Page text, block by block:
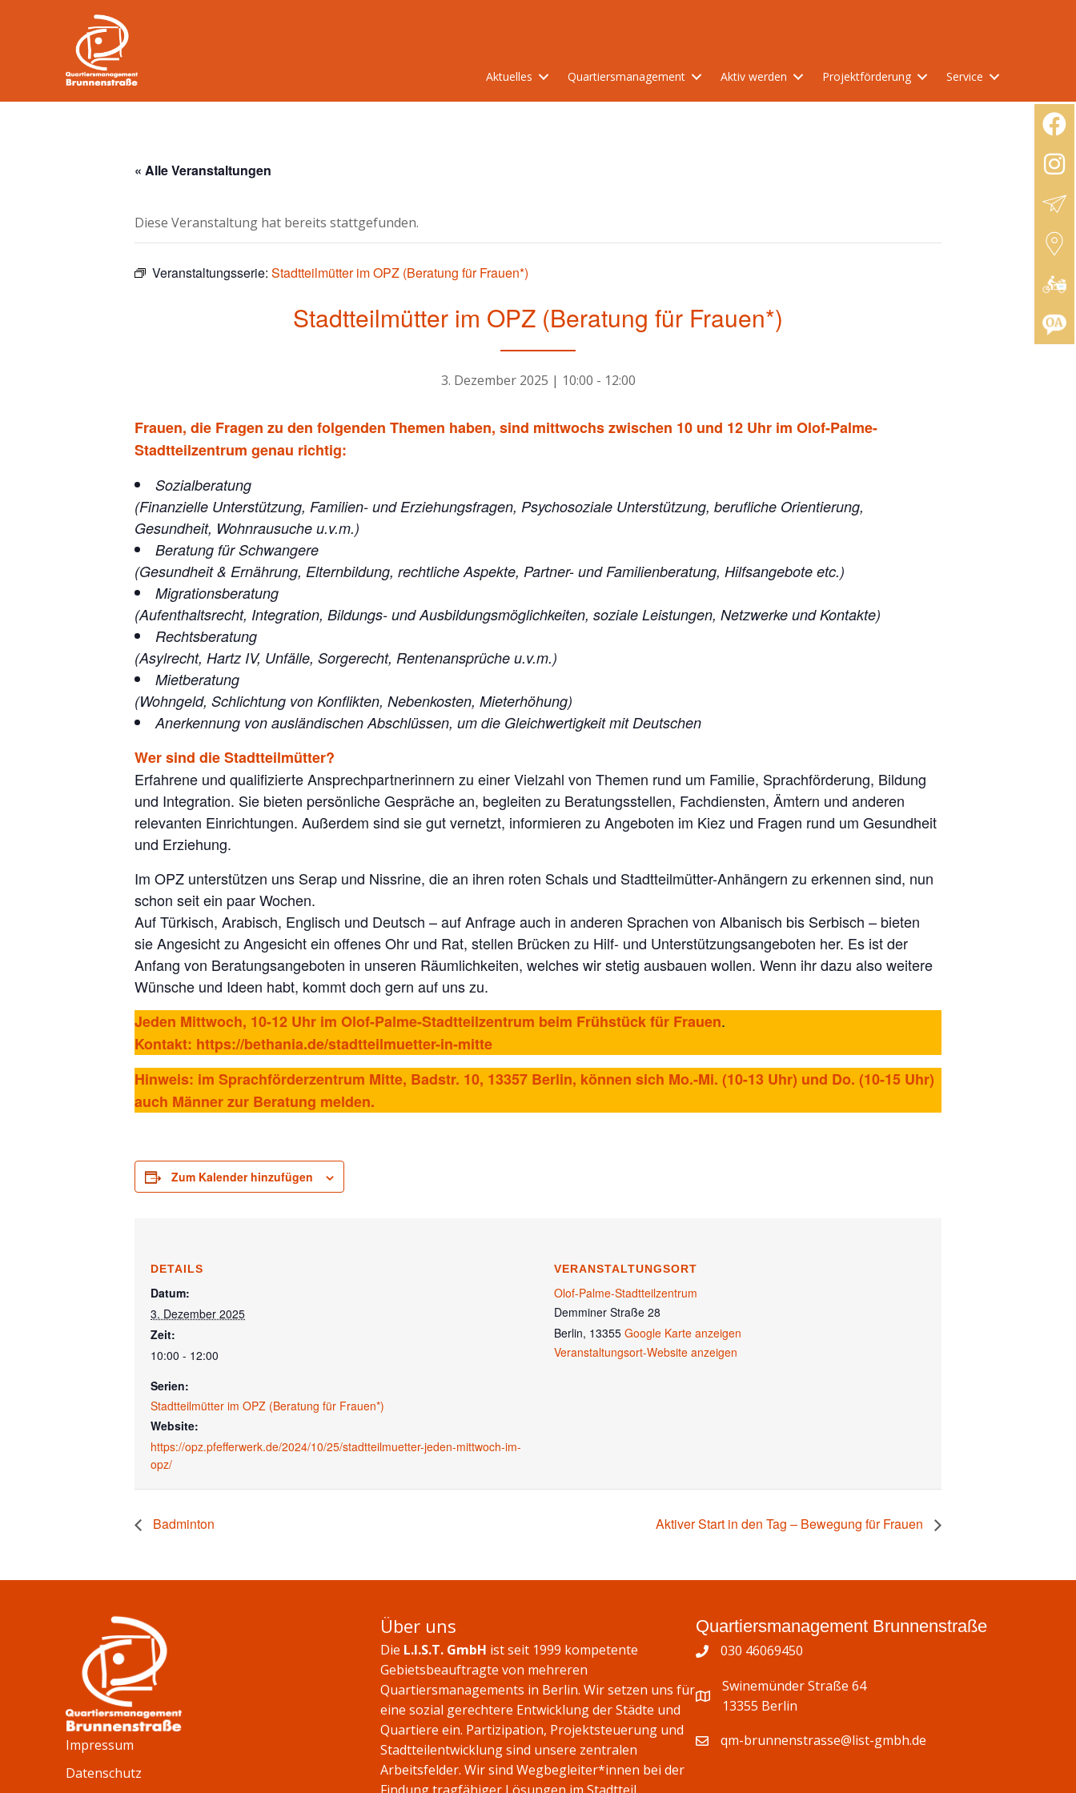
Aktuelles Quartiersmanagement Aktiv werden Projektförderung Service
« Alle Veranstaltungen
Diese Veranstaltung hat bereits stattgefunden.
Veranstaltungsserie: Stadtteilmütter im OPZ (Beratung für Frauen*)
Stadtteilmütter im OPZ (Beratung für Frauen*)
3. Dezember 2025 | 10:00 - 12:00
Frauen, die Fragen zu den folgenden Themen haben, sind mittwochs zwischen 10 und 12 Uhr im Olof-Palme-
Stadtteilzentrum genau richtig:
Sozialberatung
(Finanzielle Unterstützung, Familien- und Erziehungsfragen, Psychosoziale Unterstützung, berufliche Orientierung,
Gesundheit, Wohnrausuche u.v.m.)
Beratung für Schwangere
(Gesundheit & Ernährung, Elternbildung, rechtliche Aspekte, Partner- und Familienberatung, Hilfsangebote etc.)
Migrationsberatung
(Aufenthaltsrecht, Integration, Bildungs- und Ausbildungsmöglichkeiten, soziale Leistungen, Netzwerke und Kontakte)
Rechtsberatung
(Asylrecht, Hartz IV, Unfälle, Sorgerecht, Rentenansprüche u.v.m.)
Mietberatung
(Wohngeld, Schlichtung von Konflikten, Nebenkosten, Mieterhöhung)
Anerkennung von ausländischen Abschlüssen, um die Gleichwertigkeit mit Deutschen
Wer sind die Stadtteilmütter?
Erfahrene und qualifizierte Ansprechpartnerinnern zu einer Vielzahl von Themen rund um Familie, Sprachförderung, Bildung
und Integration. Sie bieten persönliche Gespräche an, begleiten zu Beratungsstellen, Fachdiensten, Ämtern und anderen
relevanten Einrichtungen. Außerdem sind sie gut vernetzt, informieren zu Angeboten im Kiez und Fragen rund um Gesundheit
und Erziehung.
Im OPZ unterstützen uns Serap und Nissrine, die an ihren roten Schals und Stadtteilmütter-Anhängern zu erkennen sind, nun
schon seit ein paar Wochen.
Auf Türkisch, Arabisch, Englisch und Deutsch – auf Anfrage auch in anderen Sprachen von Albanisch bis Serbisch – bieten
sie Angesicht zu Angesicht ein offenes Ohr und Rat, stellen Brücken zu Hilf- und Unterstützungsangeboten her. Es ist der
Anfang von Beratungsangeboten in unseren Räumlichkeiten, welches wir stetig ausbauen wollen. Wenn ihr dazu also weitere
Wünsche und Ideen habt, kommt doch gern auf uns zu.
Jeden Mittwoch, 10-12 Uhr im Olof-Palme-Stadtteilzentrum beim Frühstück für Frauen.
Kontakt: https://bethania.de/stadtteilmuetter-in-mitte
Hinweis: im Sprachförderzentrum Mitte, Badstr. 10, 13357 Berlin, können sich Mo.-Mi. (10-13 Uhr) und Do. (10-15 Uhr)
auch Männer zur Beratung melden.
Zum Kalender hinzufügen
DETAILS
Datum:
3. Dezember 2025
Zeit:
10:00 - 12:00
Serien:
Stadtteilmütter im OPZ (Beratung für Frauen*)
Website:
https://opz.pfefferwerk.de/2024/10/25/stadtteilmuetter-jeden-mittwoch-im-
opz/
VERANSTALTUNGSORT
Olof-Palme-Stadtteilzentrum
Demminer Straße 28
Berlin, 13355 Google Karte anzeigen
Veranstaltungsort-Website anzeigen
Badminton Aktiver Start in den Tag – Bewegung für Frauen
Impressum
Datenschutz
Über uns
Die L.I.S.T. GmbH ist seit 1999 kompetente
Gebietsbeauftragte von mehreren
Quartiersmanagements in Berlin. Wir setzen uns für
eine sozial gerechtere Entwicklung der Städte und
Quartiere ein. Partizipation, Projektsteuerung und
Stadtteilentwicklung sind unsere zentralen
Arbeitsfelder. Wir sind Wegbegleiter*innen bei der
Quartiersmanagement Brunnenstraße
030 46069450
Swinemünder Straße 64
13355 Berlin
qm-brunnenstrasse@list-gmbh.de